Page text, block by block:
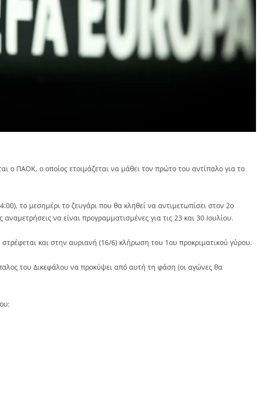
ο ΠΑΟΚ, ο οποίος ετοιμάζεται να μάθει τον πρώτο του αντίπαλο για το
το μεσημέρι το ζευγάρι που θα κληθεί να αντιμετωπίσει στον 2ο
να είναι προγραμματισμένες για τις 23 και 30 Ιουλίου.
και στην αυριανή (16/6) κλήρωση του 1ου προκριματικού γύρου.
του Δικεφάλου να προκύψει από αυτή τη φάση (οι αγώνες θα